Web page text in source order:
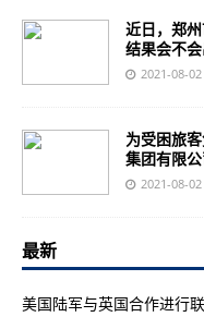
近日，郑
结果会不
2021-08-
为受困旅
集团有限
2021-08-
最新
美国陆军与英国合作进行